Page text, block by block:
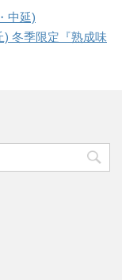
中延)
) 冬季限定『熟成味